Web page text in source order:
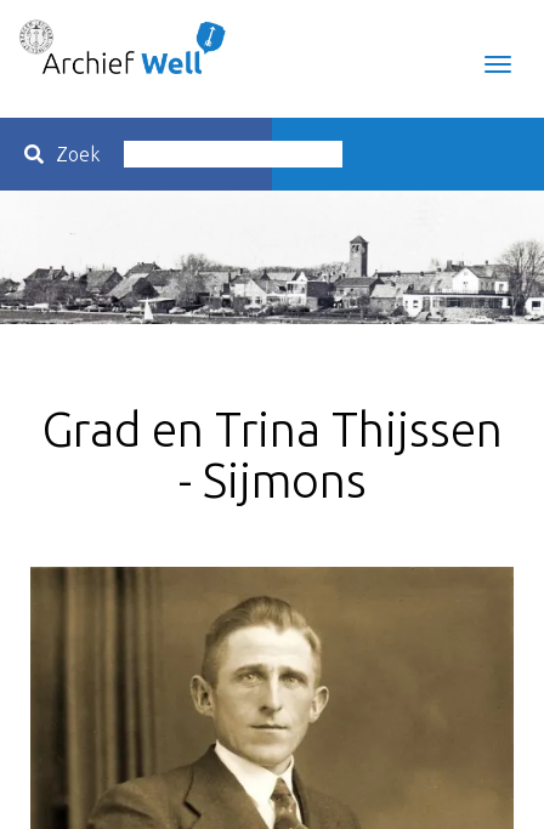
Zoek
Grad en Trina Thijssen
- Sijmons